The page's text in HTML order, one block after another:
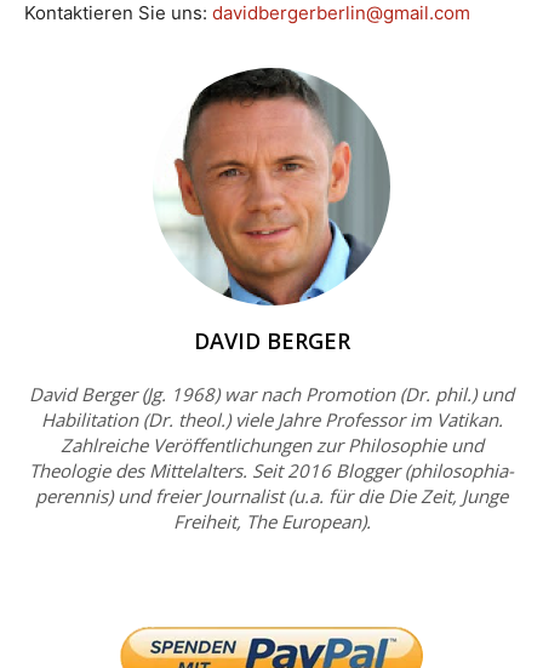
Kontaktieren Sie uns: davidbergerberlin@gmail.com
DAVID BERGER
David Berger (Jg. 1968) war nach Promotion (Dr. phil.) und
Habilitation (Dr. theol.) viele Jahre Professor im Vatikan.
Zahlreiche Veröffentlichungen zur Philosophie und
Theologie des Mittelalters. Seit 2016 Blogger (philosophia-
perennis) und freier Journalist (u.a. für die Die Zeit, Junge
Freiheit, The European).